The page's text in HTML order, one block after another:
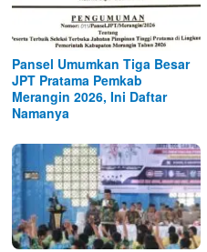
Pansel Umumkan Tiga Besar
JPT Pratama Pemkab
Merangin 2026, Ini Daftar
Namanya